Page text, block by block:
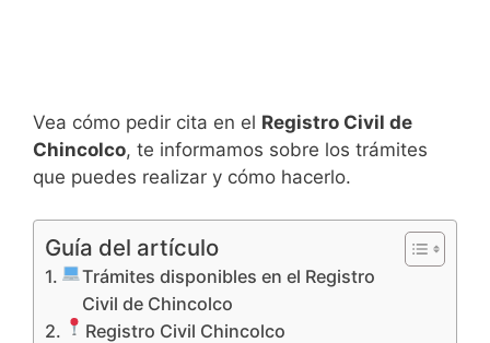
Vea cómo pedir cita en el Registro Civil de
Chincolco, te informamos sobre los trámites
que puedes realizar y cómo hacerlo.
Guía del artículo
Trámites disponibles en el Registro
Civil de Chincolco
Registro Civil Chincolco